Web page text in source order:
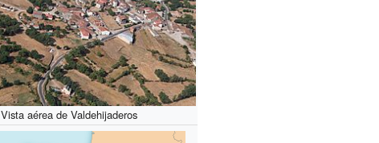
Vista aérea de Valdehijaderos